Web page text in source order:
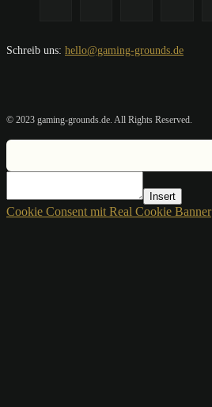
Schreib uns: hello@gaming-grounds.de
© 2023 gaming-grounds.de. All Rights Reserved.
Insert
Cookie Consent mit Real Cookie Banner